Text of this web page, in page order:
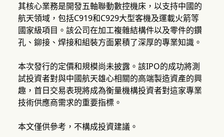
其核心業務是開發五軸聯動數控機床，以支持中國的
航天領域，包括C919和C929大型客機及運載火箭等
國家級項目。該公司在加工複雜結構件以及零件的鑽
孔、鉚接、焊接和組裝方面累積了深厚的專業知識。
本次發行的定價和規模尚未披露。該IPO的成功將測
試投資者對與中國航天雄心相關的高端製造資產的興
趣，首日交易表現將成為衡量機構投資者對這家專業
技術供應商需求的重要指標。
本文僅供參考，不構成投資建議。